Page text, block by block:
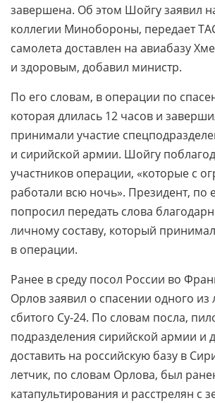
завершена. Об этом Шойгу заявил
коллегии Минобороны, передает
самолета доставлен на авиабазу
и здоровым, добавил министр.
По его словам, в операции по
которая длилась 12 часов и
принимали участие
и сирийской армии. Шойгу
участников операции, «которые с
работали всю ночь». Президент, по
попросил передать слова
личному составу, который
в операции.
Ранее в среду посол России во
Орлов заявил о спасении одного из
сбитого Су-24. По словам посла,
подразделения сирийской армии и
доставить на российскую базу в
летчик, по словам Орлова, был
катапультирования и расстрелян с